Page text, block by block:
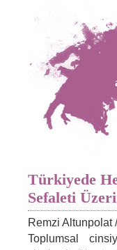
Türkiyede
Sefaleti
Remzi Altunpolat
Toplumsal